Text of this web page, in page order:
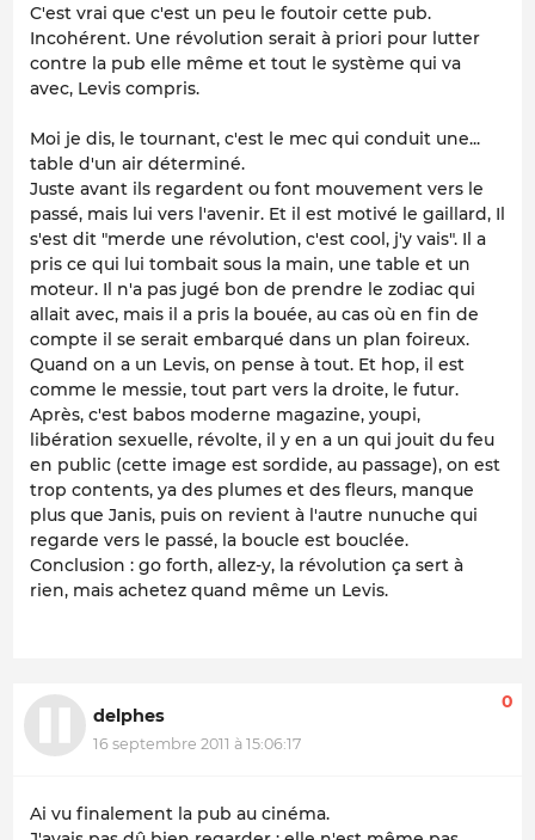
C'est vrai que c'est un peu le foutoir cette pub.
Incohérent. Une révolution serait à priori pour lutter
contre la pub elle même et tout le système qui va
avec, Levis compris.
Moi je dis, le tournant, c'est le mec qui conduit une...
table d'un air déterminé.
Juste avant ils regardent ou font mouvement vers le
passé, mais lui vers l'avenir. Et il est motivé le gaillard, Il
s'est dit "merde une révolution, c'est cool, j'y vais". Il a
pris ce qui lui tombait sous la main, une table et un
moteur. Il n'a pas jugé bon de prendre le zodiac qui
allait avec, mais il a pris la bouée, au cas où en fin de
compte il se serait embarqué dans un plan foireux.
Quand on a un Levis, on pense à tout. Et hop, il est
comme le messie, tout part vers la droite, le futur.
Après, c'est babos moderne magazine, youpi,
libération sexuelle, révolte, il y en a un qui jouit du feu
en public (cette image est sordide, au passage), on est
trop contents, ya des plumes et des fleurs, manque
plus que Janis, puis on revient à l'autre nunuche qui
regarde vers le passé, la boucle est bouclée.
Conclusion : go forth, allez-y, la révolution ça sert à
rien, mais achetez quand même un Levis.
delphes
16 septembre 2011 à 15:06:17
0
Ai vu finalement la pub au cinéma.